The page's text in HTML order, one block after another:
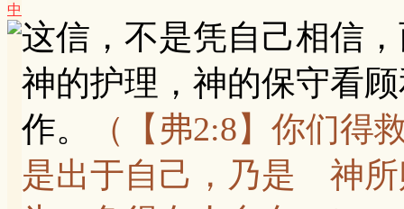
中
这信，不是凭自己相信
神的护理，神的保守看
作。
（【弗2:8】你们得
是出于自己，乃是 神所